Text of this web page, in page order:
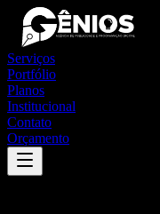
Serviços
Portfólio
Planos
Institucional
Contato
Orçamento